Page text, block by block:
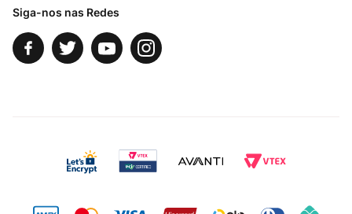
Siga-nos nas Redes